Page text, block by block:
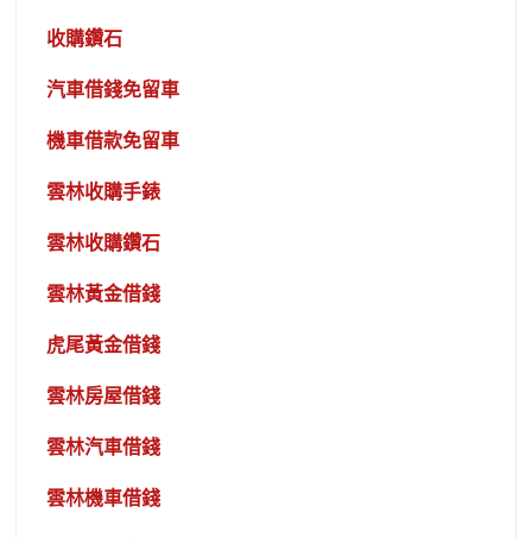
收購鑽石
汽車借錢免留車
機車借款免留車
雲林收購手錶
雲林收購鑽石
雲林黃金借錢
虎尾黃金借錢
雲林房屋借錢
雲林汽車借錢
雲林機車借錢